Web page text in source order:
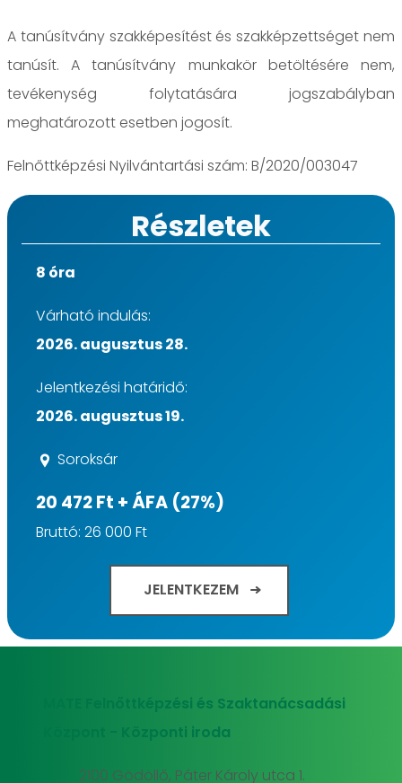
A tanúsítvány szakképesítést és szakképzettséget nem
tanúsít. A tanúsítvány munkakör betöltésére nem,
tevékenység folytatására jogszabályban
meghatározott esetben jogosít.
Felnőttképzési Nyilvántartási szám: B/2020/003047
Részletek
8 óra
Várható indulás:
2026. augusztus 28.
Jelentkezési határidő:
2026. augusztus 19.
Soroksár
20 472 Ft + ÁFA (27%)
Bruttó: 26 000 Ft
JELENTKEZEM
MATE Felnőttképzési és Szaktanácsadási
Központ - Központi iroda
2100 Gödöllő, Páter Károly utca 1.